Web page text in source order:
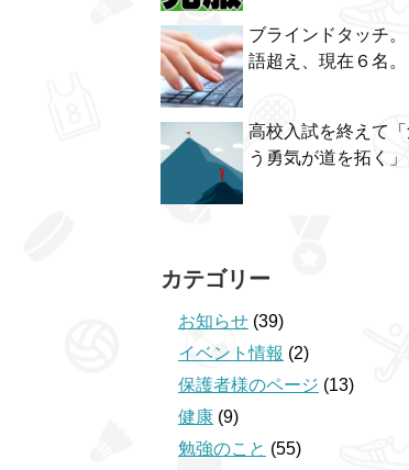
ブラインドタッチ
語超え、現在６名。
高校入試を終えて
う勇気が道を拓く」
カテゴリー
お知らせ (39)
イベント情報 (2)
保護者様のページ (13)
健康 (9)
勉強のこと (55)